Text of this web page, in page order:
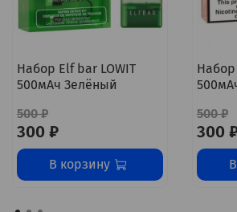
Набор Elf bar LOWIT
500мАч Зелёный
500 ₽
300 ₽
В корзину
Набор
500 ₽
300